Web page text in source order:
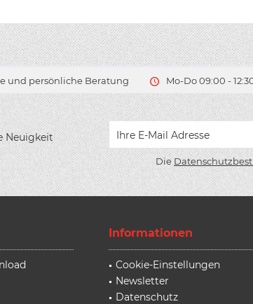
und persönliche Beratung Mo-Do 09:00 -
Neuigkeit
Die
Informationen
Cookie-Einstellungen
Newsletter
Datenschutz